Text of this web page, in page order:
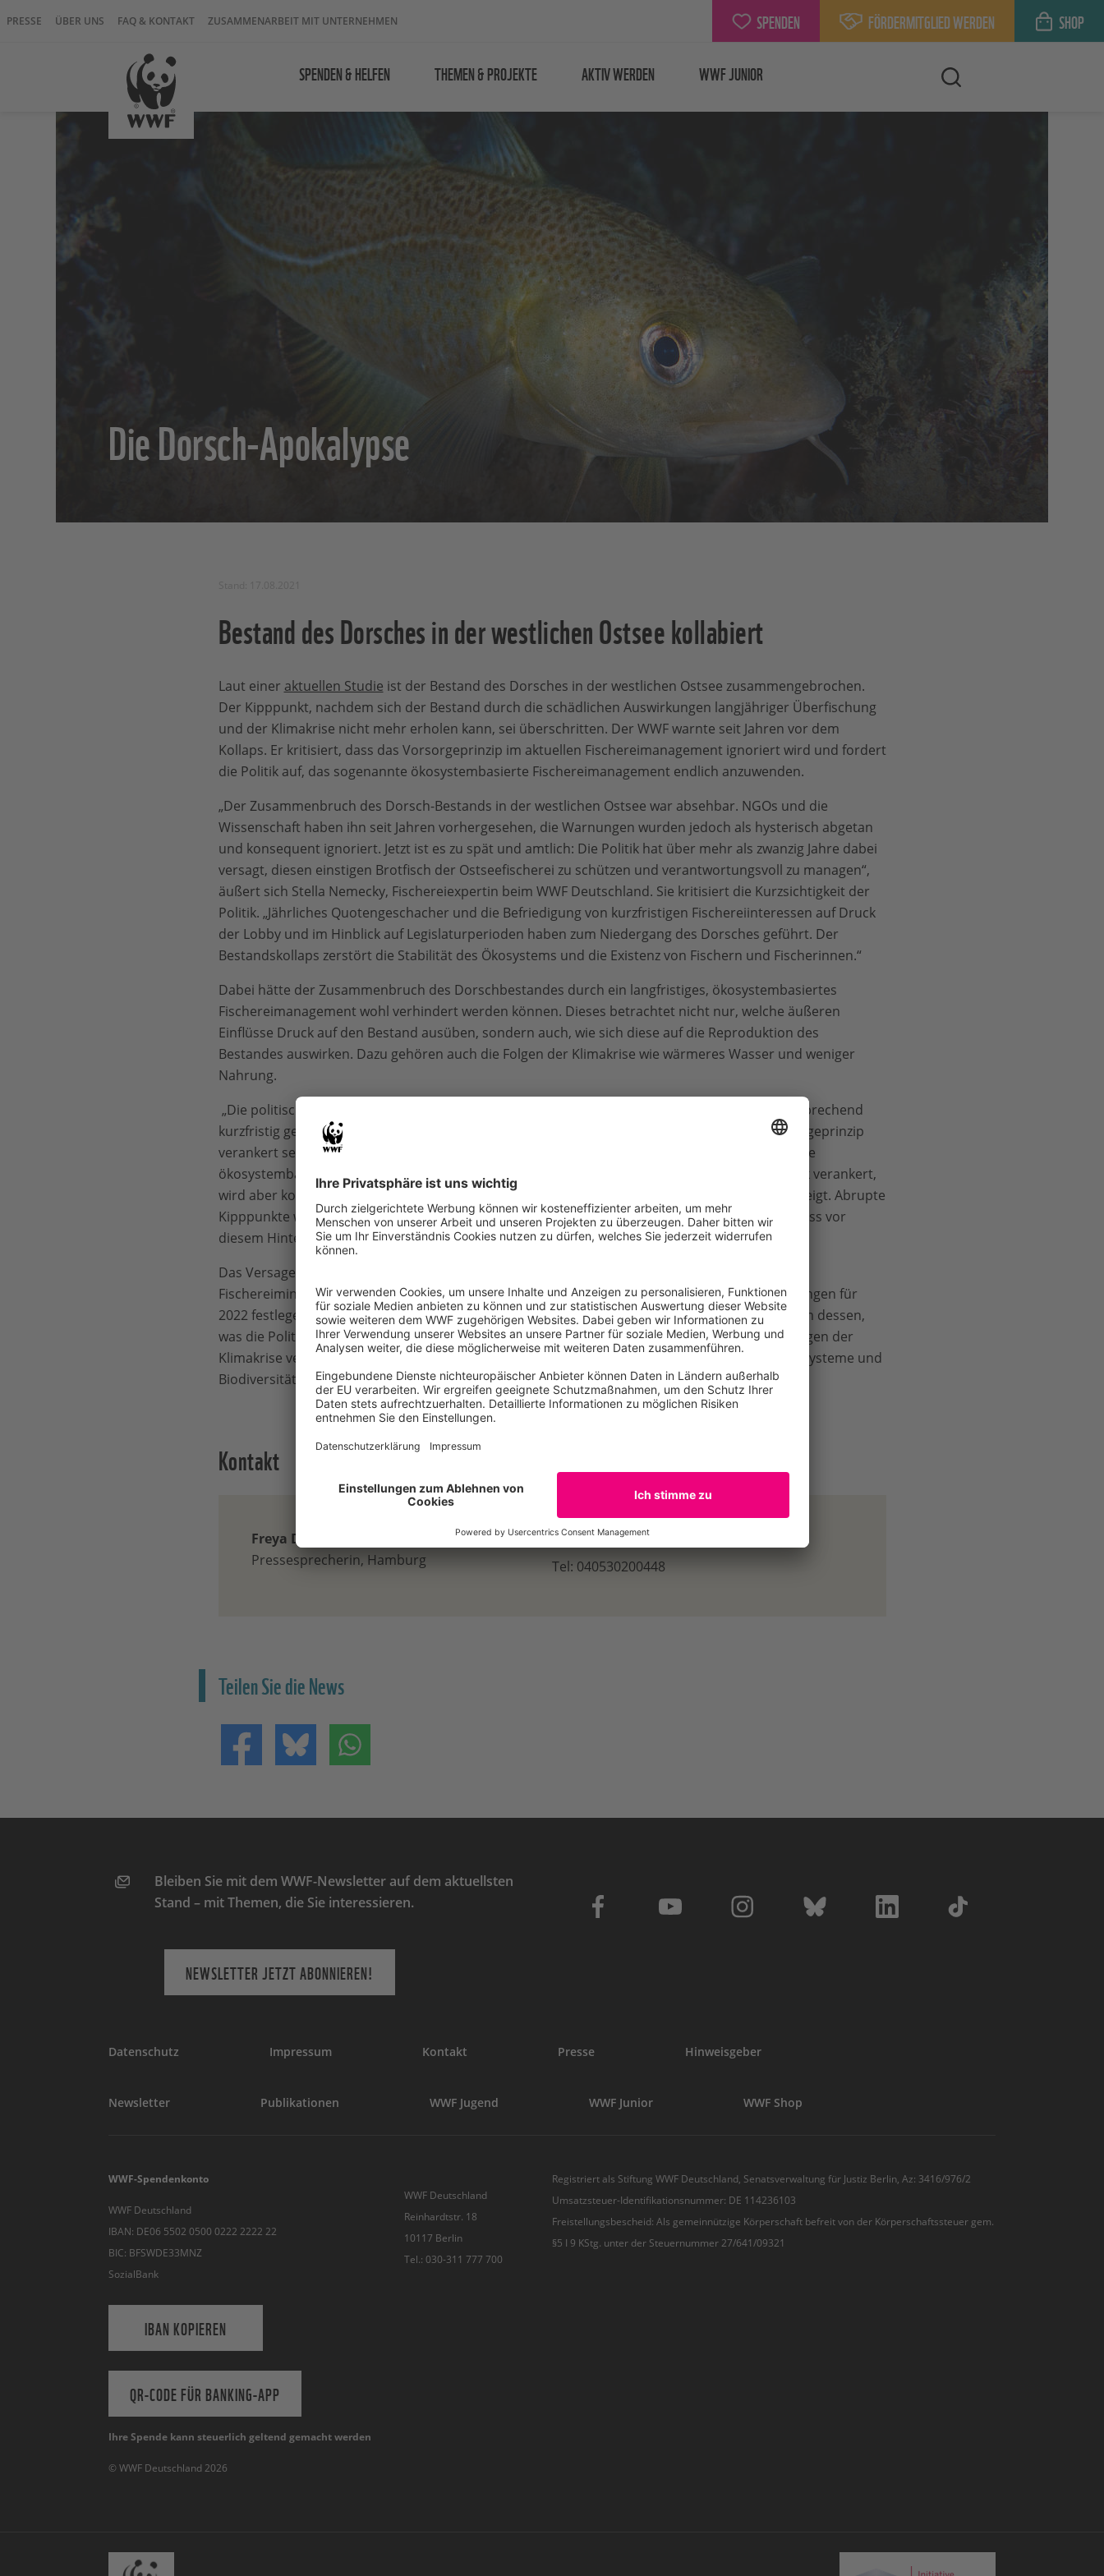
PRESSE ÜBER UNS FAQ & KONTAKT ZUSAMMENARBEIT MIT UNTERNEHMEN SPENDEN FÖRDERMITGLIED WERDEN SHOP
SPENDEN & HELFEN THEMEN & PROJEKTE AKTIV WERDEN WWF JUNIOR
Die Dorsch-Apokalypse
Bestand des Dorsches in der westlichen Ostsee kollabiert
Laut einer aktuellen Studie ist der Bestand des Dorsches in der westlichen Ostsee zusammengebrochen.
Der Kipppunkt, nachdem sich der Bestand durch die schädlichen Auswirkungen langjähriger Überfischung
und der Klimakrise nicht mehr erholen kann, sei überschritten. Der WWF warnte seit Jahren vor dem
Kollaps. Er kritisiert, dass das Vorsorgeprinzip im aktuellen Fischereimanagement ignoriert wird und fordert
die Politik auf, das sogenannte ökosystembasierte Fischereimanagement endlich anzuwenden.
„Der Zusammenbruch des Dorsch-Bestands in der westlichen Ostsee war absehbar. NGOs und die
Wissenschaft haben ihn seit Jahren vorhergesehen, die Warnungen wurden jedoch als hysterisch abgetan
und konsequent ignoriert. Jetzt ist es zu spät und amtlich: Die Politik hat über mehr als zwanzig Jahre dabei
versagt, diesen einstigen Brotfisch der Ostseefischerei zu schützen und verantwortungsvoll zu managen“,
äußert sich Stella Nemecky, Fischereiexpertin beim WWF Deutschland. Sie kritisiert die Kurzsichtigkeit der
Politik. „Jährliches Quotengeschacher und die Befriedigung von kurzfristigen Fischereiinteressen auf Druck
der Lobby und im Hinblick auf Legislaturperioden haben zum Niedergang des Dorsches geführt. Der
Bestandskollaps zerstört die Stabilität des Ökosystems und die Existenz von Fischern und Fischerinnen.“
Dabei hätte der Zusammenbruch des Dorschbestandes durch ein langfristiges, ökosystembasiertes
Fischereimanagement wohl verhindert werden können. Dieses betrachtet nicht nur, welche äußeren
Einflüsse Druck auf den Bestand ausüben, sondern auch, wie sich diese auf die Reproduktion des
Bestandes auswirken. Dazu gehören auch die Folgen der Klimakrise wie wärmeres Wasser und weniger
Nahrung.
„Die politische Annahme, dass sich Fischbestände in wenigen Jahren erholen können und entsprechend
kurzfristig gemanagt werden können, ist falsch. Das Fischereimanagement muss fest im Vorsorgeprinzip
verankert sein und Entwicklungen über Dekaden hinweg mitgedacht werden. Dieses sogenannte
ökosystembasierte Fischereimanagement ist eigentlich in der Gemeinsamen EU-Fischereipolitik verankert,
wird aber konsequent nicht angewandt. Ein fataler Fehler, wie sich am westlichen Dorsch nun zeigt. Abrupte
Kipppunkte wie dieser werden aufgrund der Klimakrise häufiger. Das Fischereimanagement muss vor
diesem Hintergrund bedeutend vorsichtiger werden“, fordert Stella Nemecky.
Das Versagen bei der Rettung des westlichen Dorsches sollte Deutschland und den EU-
Fischereiminister:innen ein warnendes Beispiel sein, wenn sie zum Ende des Jahres die Fangmengen für
2022 festlegen. „Eine rigorose Umsetzung bestehender Gesetzgebung ist das absolute Minimum dessen,
was die Politik jetzt leisten muss. Niemand kann mehr die Augen vor den komplexen Auswirkungen der
Klimakrise verschließen, die ein „Weiter wie bisher“ unmöglich machen, wenn wir gesunde Ökosysteme und
Biodiversität erhalten wollen.“
Kontakt
Freya Duncker
Pressesprecherin, Hamburg
E-Mail
Tel: 040530200448
Teilen Sie die News
Teilen auf FacebookTeilen auf Bluesky
Bleiben Sie mit dem WWF-Newsletter auf dem aktuellsten
Stand – mit Themen, die Sie interessieren.
NEWSLETTER JETZT ABONNIEREN!
Datenschutz Impressum Kontakt Presse Hinweisgeber
Newsletter Publikationen WWF Jugend WWF Junior WWF Shop
WWF-Spendenkonto
WWF Deutschland
IBAN: DE06 5502 0500 0222 2222 22
BIC: BFSWDE33MNZ
SozialBank
IBAN KOPIEREN
QR-CODE FÜR BANKING-APP
WWF Deutschland
Reinhardtstr. 18
10117 Berlin
Tel.: 030-311 777 700
Ihre Spende kann steuerlich geltend gemacht werden
Registriert als Stiftung WWF Deutschland, Senatsverwaltung für Justiz Berlin, Az: 3416/976/2
Umsatzsteuer-Identifikationsnummer: DE 114236103
Freistellungsbescheid: Als gemeinnützige Körperschaft befreit von der Körperschaftssteuer gem.
§5 I 9 KStg. unter der Steuernummer 27/641/09321
© WWF Deutschland 2026